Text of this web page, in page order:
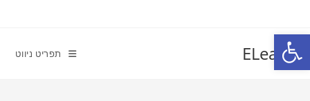
פתח סרגל נגישות
ELearn תפריט ניווט